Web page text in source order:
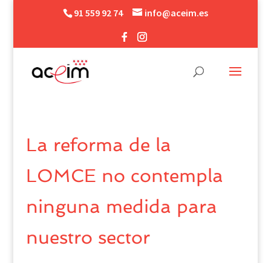
91 559 92 74 info@aceim.es
La reforma de la
LOMCE no contempla
ninguna medida para
nuestro sector